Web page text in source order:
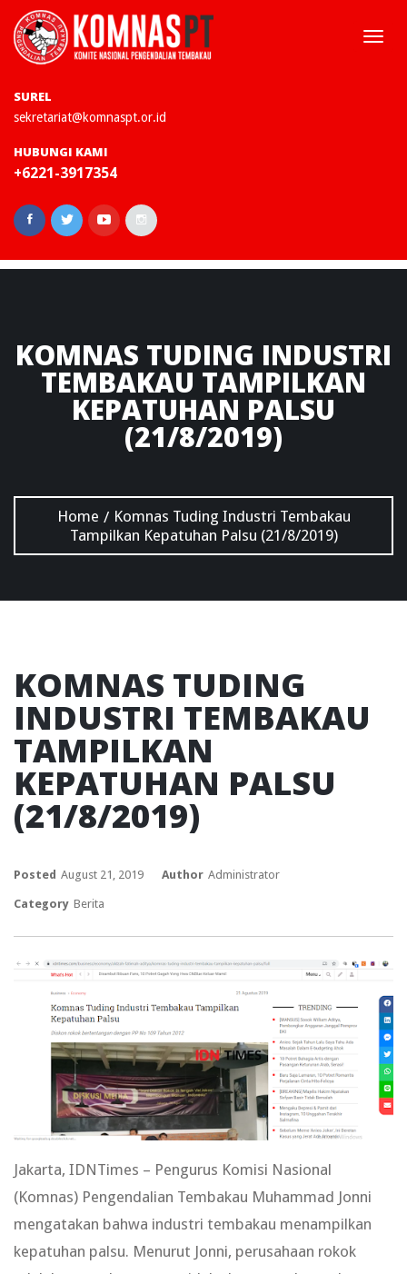
SUREL
sekretariat@komnaspt.or.id
HUBUNGI KAMI
+6221-3917354
KOMNAS TUDING INDUSTRI
TEMBAKAU TAMPILKAN
KEPATUHAN PALSU
(21/8/2019)
Home / Komnas Tuding Industri Tembakau
Tampilkan Kepatuhan Palsu (21/8/2019)
KOMNAS TUDING
INDUSTRI TEMBAKAU
TAMPILKAN
KEPATUHAN PALSU
(21/8/2019)
Posted August 21, 2019 Author Administrator
Category Berita
Jakarta, IDNTimes – Pengurus Komisi Nasional
(Komnas) Pengendalian Tembakau Muhammad Jonni
mengatakan bahwa industri tembakau menampilkan
kepatuhan palsu. Menurut Jonni, perusahaan rokok